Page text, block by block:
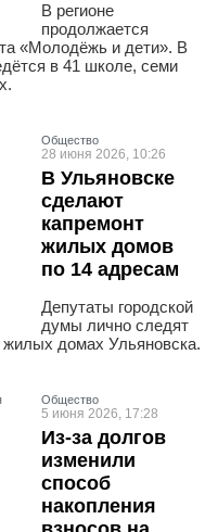
В регионе
продолжается
«Молодёжь и дети». В
в 41 школе, семи
Общество
28 июня 2026, 10:26
В Ульяновске
сделают
капремонт
жилых домов
по 14 адресам
Депутаты городской
думы лично следят
жилых домах Ульяновска.
Общество
5 июня 2026, 17:28
Из-за долгов
изменили
способ
накопления